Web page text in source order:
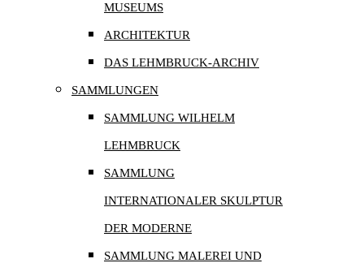
MUSEUMS
ARCHITEKTUR
DAS LEHMBRUCK-ARCHIV
SAMMLUNGEN
SAMMLUNG WILHELM
LEHMBRUCK
SAMMLUNG
INTERNATIONALER SKULPTUR
DER MODERNE
SAMMLUNG MALEREI UND